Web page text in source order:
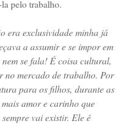
pelo trabalho.
era exclusividade minha já
a assumir e se impor em
se fala! É coisa cultural,
no mercado de trabalho. Por
para os filhos, durante as
amor e carinho que
vai existir. Ele é